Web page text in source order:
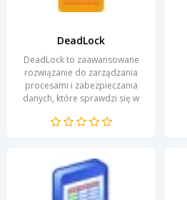
DeadLock
DeadLock to zaawansowane
rozwiązanie do zarządzania
procesami i zabezpieczania
danych, które sprawdzi się w
wykorzystuje...